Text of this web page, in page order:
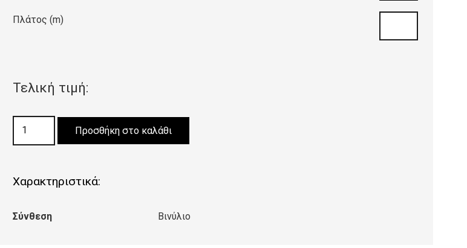
Πλάτος (m)
Τελική τιμή:
Πλαστικό
100
Προσθήκη στο καλάθι
Χαρακτηριστικά:
Σύνθεση Βινύλιο